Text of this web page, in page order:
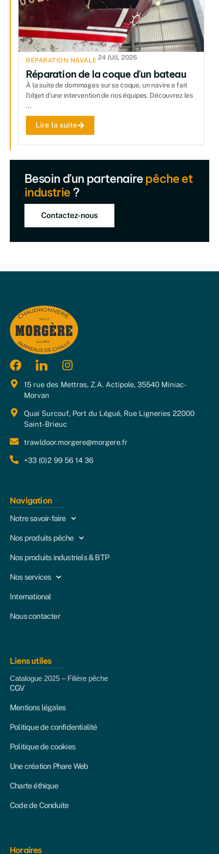
RÉPARATION NAVALE 24 JUIL 2026
Réparation de la coque d'un bateau
À la suite de dommages sur sa coque, un navire a fait
l'objet d'une intervention de nos équipes. Découvrez les
...
Lire la suite
Besoin d'un partenairepêche et
industrie ?
Contactez-nous
15 rue des Mettras, Z.A. Actipole, 35540 Miniac-
Morvan
Quai Surcouf, Port du Légué, Rue Ligneries 22000
Saint-Brieuc
trawldoor.morgere@morgere.fr
+33 (0)2 99 56 14 36
Navigation
Notre savoir-faire
Nos produits pêche
Nos produits industriels & BTP
Nos services
International
Nous contacter
Liens utiles
Catalogue 2025 – Filière pêche
CGV
Mentions légales
Politique de confidentialité
Politique de cookies
Une création Phare Web
Charte éthique
Code de Conduite
Horaires